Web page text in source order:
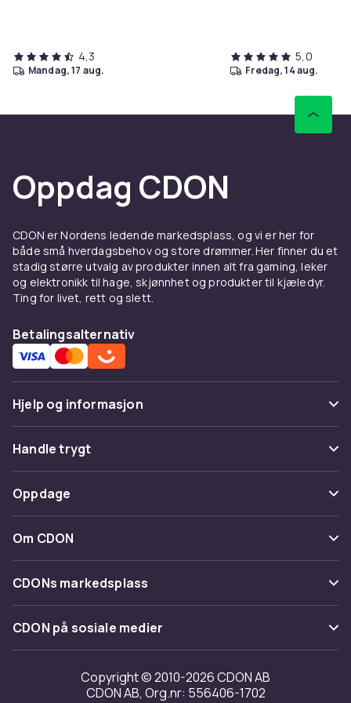
Artikkel nr.
6ed991e5-5cbc-41c8-a536-9850bb9f13e0
4,3
mandag, 17 aug.
5,0
fredag, 14 aug.
Oppdag CDON
CDON er Nordens ledende markedsplass, og vi er her for
både små hverdagsbehov og store drømmer. Her finner du et
stadig større utvalg av produkter innen alt fra gaming, leker
og elektronikk til hage, skjønnhet og produkter til kjæledyr.
Ting for livet, rett og slett.
Betalingsalternativ
Hjelp og informasjon
Vanlige spørsmål
Spor pakke
Angre & returner her
Kontakt oss
Handle trygt
Betaling
Levering
Tilbakekallinger
Oppdage
Kategorier
Varemerker
Om CDON
Om oss
Kundeanmeldelser
Jobbe på CDON
Investor relations
CDONs markedsplass
Merchant Help Center
CDON på sosiale medier
Copyright © 2010-2026 CDON AB
CDON AB, Org.nr: 556406-1702